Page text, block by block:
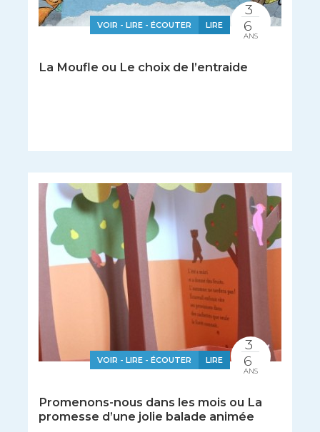
VOIR - LIRE - ÉCOUTER LIRE
La Moufle ou Le choix de l’entraide
3
6
ANS
VOIR - LIRE - ÉCOUTER LIRE
Promenons-nous dans les mois ou La
promesse d’une jolie balade animée
3
6
ANS